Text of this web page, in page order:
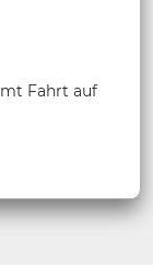
Fahrt auf